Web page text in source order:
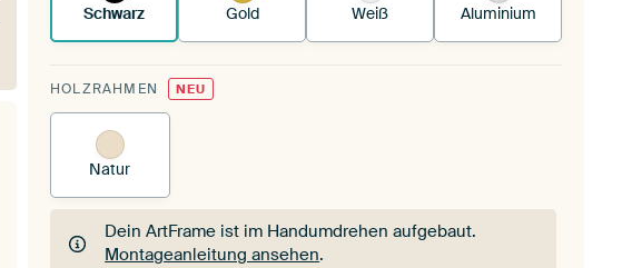
Schwarz Gold Weiß Aluminium
HOLZRAHMEN NEU
Natur
Dein ArtFrame ist im Handumdrehen aufgebaut.
Montageanleitung ansehen.